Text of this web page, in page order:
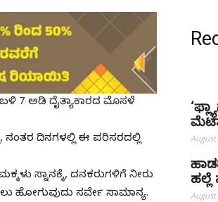
7 ಅಡಿ ದೈತ್ಯಾಕಾರದ ಮೊಸಳೆ
ನಂತರ ದಿನಗಳಲ್ಲಿ ಈ ಪರಿಸರದಲ್ಲಿ
ಸ್ನಾನಕ್ಕೆ, ದನಕರುಗಳಿಗೆ ನೀರು
ಸರ್ವೇ ಸಾಮಾನ್ಯ.
August
August